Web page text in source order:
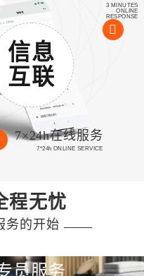
信息
互联
7×24h在线服务
7*24h ONLINE SERVICE
3 MINUTES
ONLINE
RESPONSE
程无忧
务的开始
员服务